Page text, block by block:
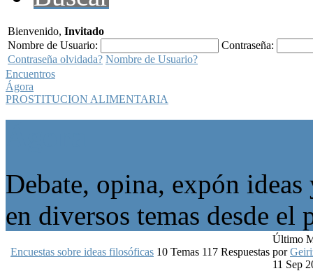
Bienvenido, Invitado
Nombre de Usuario:
Contraseña:
Contraseña olvidada? Nombre de Usuario?
Encuentros
Ágora
PROSTITUCION ALIMENTARIA
Debate, opina, expón
en diversos temas desde
Encuestas sobre ideas filosóficas 10 Temas 117 Respuestas
Último
por
11 Sep